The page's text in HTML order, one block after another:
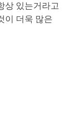
상 있는거라고
이 더욱 많은